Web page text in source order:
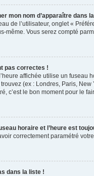
mon nom d’apparaître dans
de l’utilisateur, onglet «
même. Vous serez compté
pas correctes !
affichée utilise un
(ex : Londres, Paris,
c’est le bon moment pour le
horaire et l’heure est
correctement paramétré
dans la liste !